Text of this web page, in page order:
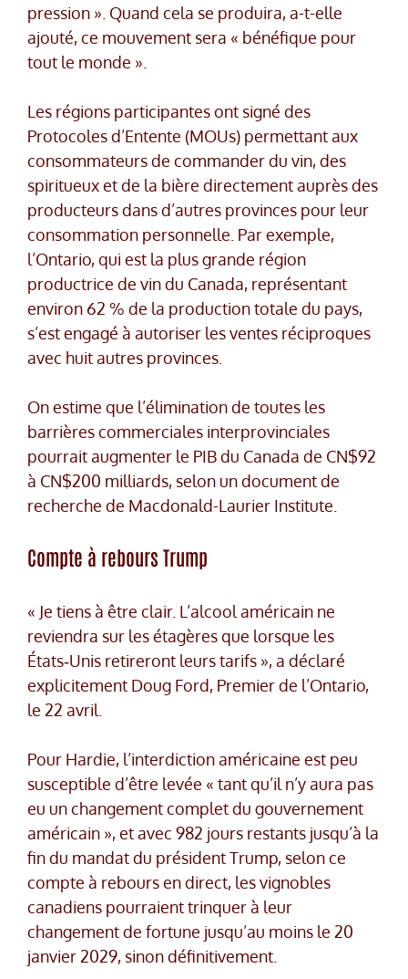
pression ». Quand cela se produira, a-t-elle
ajouté, ce mouvement sera « bénéfique pour
tout le monde ».
Les régions participantes ont signé des
Protocoles d’Entente (MOUs) permettant aux
consommateurs de commander du vin, des
spiritueux et de la bière directement auprès des
producteurs dans d’autres provinces pour leur
consommation personnelle. Par exemple,
l’Ontario, qui est la plus grande région
productrice de vin du Canada, représentant
environ 62 % de la production totale du pays,
s’est engagé à autoriser les ventes réciproques
avec huit autres provinces.
On estime que l’élimination de toutes les
barrières commerciales interprovinciales
pourrait augmenter le PIB du Canada de CN$92
à CN$200 milliards, selon un document de
recherche de Macdonald-Laurier Institute.
Compte à rebours Trump
« Je tiens à être clair. L’alcool américain ne
reviendra sur les étagères que lorsque les
États‑Unis retireront leurs tarifs », a déclaré
explicitement Doug Ford, Premier de l’Ontario,
le 22 avril.
Pour Hardie, l’interdiction américaine est peu
susceptible d’être levée « tant qu’il n’y aura pas
eu un changement complet du gouvernement
américain », et avec 982 jours restants jusqu’à la
fin du mandat du président Trump, selon ce
compte à rebours en direct, les vignobles
canadiens pourraient trinquer à leur
changement de fortune jusqu’au moins le 20
janvier 2029, sinon définitivement.